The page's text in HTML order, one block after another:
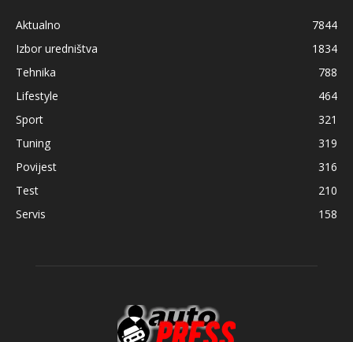
Aktualno
7844
Izbor uredništva
1834
Tehnika
788
Lifestyle
464
Sport
321
Tuning
319
Povijest
316
Test
210
Servis
158